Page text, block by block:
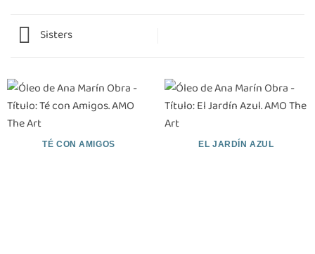
Sisters
TÉ CON AMIGOS EL JARDÍN AZUL